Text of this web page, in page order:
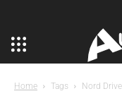
Home Tags Nord